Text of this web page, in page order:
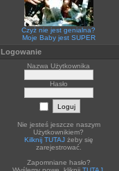
Czyż nie jest genialna?
Moje Baby jest SUPER
Logowanie
Nazwa Użytkownika
Hasło
Nie jesteś jeszcze naszym
Użytkownikiem?
Kilknij TUTAJżeby się
zarejestrować.
Zapomniane hasło?